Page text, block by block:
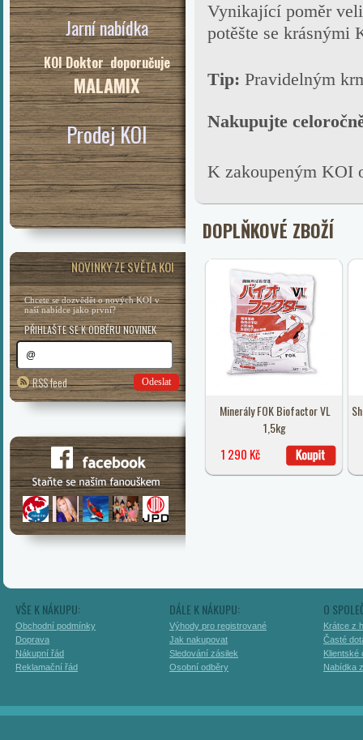
Jarní nabídka
KOI Doktor doporučuje
MALAMIX
Prodej KOI
NOVINKY ZE SVĚTA KOI
Chcete se dozvědět o nových KOI v
naší nabídce jako první?
PŘIHLAŠTE SE K ODBĚRU NOVINEK
RSS feed Odeslat
Vynikající poměr
potěšte se krásnými
Tip: Pravidelným
Nakupujte
K zakoupeným KOI
DOPLŇKOVÉ ZBOŽÍ
Minerály FOK Biofactor VL
1,5kg
1 290 Kč
VŠE K NÁKUPU:
Obchodní podmínky
Doprava
Nákupní řád
Reklamační řád
DÁLE K NÁKUPU:
Výhody pro registrované
Jak nakupovat
Sledování zásilek
Osobní odběry
O
Krátce z
Časté
Klientské
Nabídka